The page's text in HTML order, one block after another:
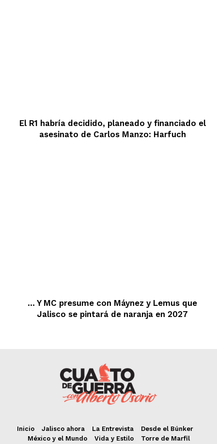
El R1 habría decidido, planeado y financiado el
asesinato de Carlos Manzo: Harfuch
… Y MC presume con Máynez y Lemus que
Jalisco se pintará de naranja en 2027
Inicio Jalisco ahora La Entrevista
Desde el Búnker
México y el Mundo
Vida y Estilo Torre de Marfil